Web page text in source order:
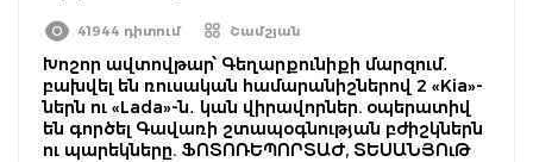
41944 դիտում Շամշյան
Խոշոր ավտովթար՝ Գեղարքունիքի մարզում․
բախվել են ռուսական համարանիշներով 2 «Kia»-
ներն ու «Lada»-ն․ կան վիրավորներ. օպերատիվ
են գործել Գավառի շտապօգնության բժիշկներն
ու պարեկները. ՖՈՏՈՌԵՊՈՐՏԱԺ, ՏԵՍԱՆՅՈւԹ